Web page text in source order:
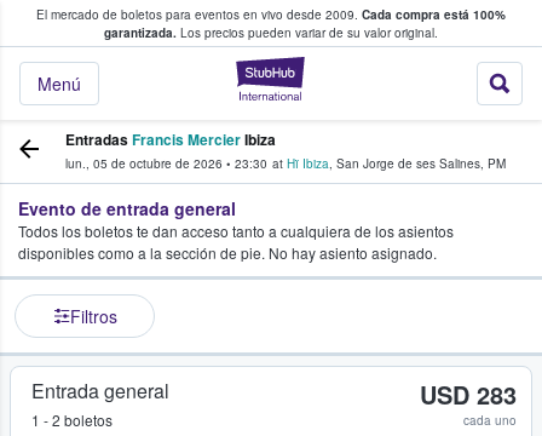
El mercado de boletos para eventos en vivo desde 2009. Cada compra está 100%
garantizada. Los precios pueden variar de su valor original.
StubHub: donde
Menú
fans compran y venden boletos
EntradasFrancis MercierIbiza
lun., 05 de octubre de 2026 • 23:30 at Hï Ibiza, San Jorge de ses Salines, PM
Evento de entrada general
Todos los boletos te dan acceso tanto a cualquiera de los asientos
disponibles como a la sección de pie. No hay asiento asignado.
Filtros
Entrada general
1 - 2 boletos
USD 283
cada uno